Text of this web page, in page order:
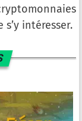
intéresser.